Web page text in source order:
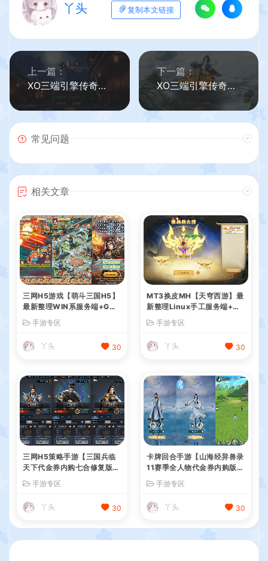
丫头 复制本文链接
上一篇：
XO三端引擎传奇手游【1.80诛仙大极品合击版】最新整理Win系服务端+PC安卓苹果三端+加密工具+详细搭建教程
下一篇：
XO三端引擎传奇手游【1.80仙梦大极品合击】最新整理Win系服务端+PC安卓苹果三端+加密工具+详细搭建教程
常见问题
相关文章
三网H5游戏【萌斗三国H5】
最新整理WIN系服务端+GM
后台+详细搭建教程
手游专区
丫头 30
MT3换皮MH【天穹西游】最
新整理Linux手工服务端+安
卓苹果双端+GM后台+详细搭
建教程+全套源码+视频教程
手游专区
丫头 30
三网H5策略手游【三国兵临
天下代金券内购七合修复版】
最新整理单机一键即玩镜像端
+Linux手工服务端+管理后台
+GM授权后台+简易安卓客户
端+详细搭建教程+视频教程
手游专区
丫头 30
卡牌回合手游【山海经异兽录
11赛季全人物代金券内购版】
最新整理WIN系服务端+授权
GM后台+管理后台+热更修改
工具+安卓+详细搭建教程
手游专区
丫头 30